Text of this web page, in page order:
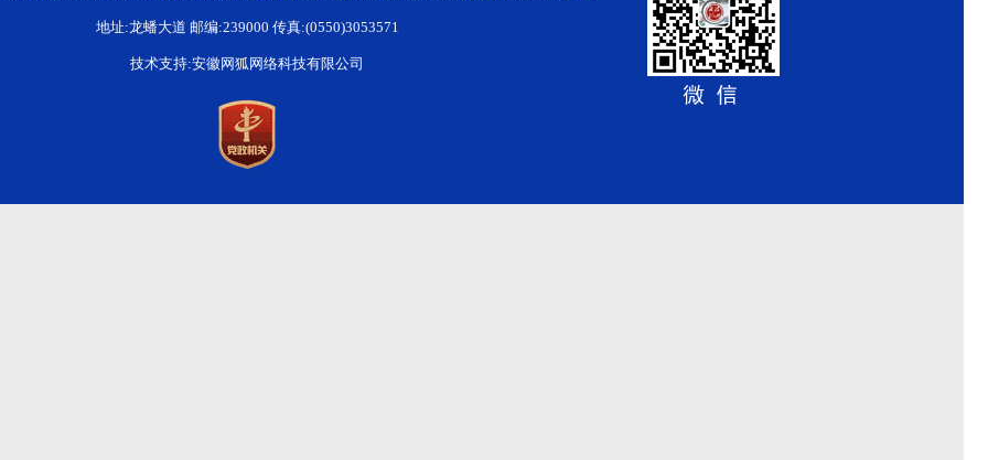
地址:龙蟠大道 邮编:239000 传真:(0550)3053571
技术支持:安徽网狐网络科技有限公司